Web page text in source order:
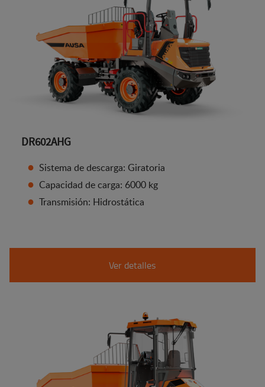
DR602AHG
Sistema de descarga: Giratoria
Capacidad de carga: 6000 kg
Transmisión: Hidrostática
Ver detalles